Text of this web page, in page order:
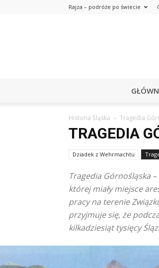
Rajza – podróże po świecie
Historia Śląska Tragedia
TRAGEDIA
Dziadek z Wehrmachtu
Tragedia Górnośląska
której miały miejsce
pracy na terenie
przyjmuje się, że
kilkadziesiąt tysięcy